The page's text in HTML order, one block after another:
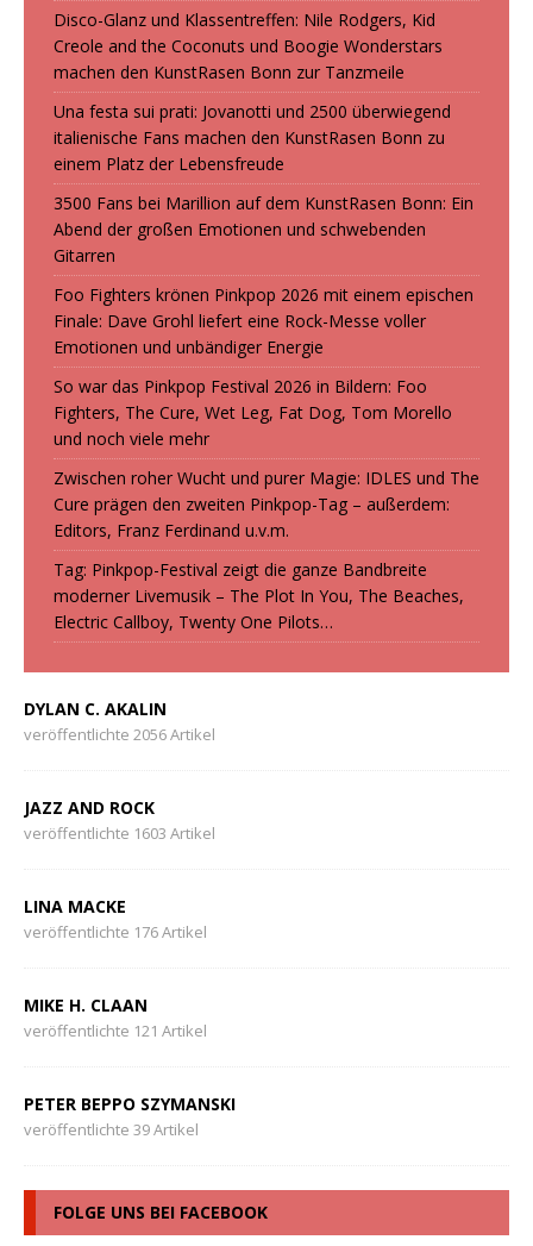
Disco-Glanz und Klassentreffen: Nile Rodgers, Kid
Creole and the Coconuts und Boogie Wonderstars
machen den KunstRasen Bonn zur Tanzmeile
Una festa sui prati: Jovanotti und 2500 überwiegend
italienische Fans machen den KunstRasen Bonn zu
einem Platz der Lebensfreude
3500 Fans bei Marillion auf dem KunstRasen Bonn: Ein
Abend der großen Emotionen und schwebenden
Gitarren
Foo Fighters krönen Pinkpop 2026 mit einem epischen
Finale: Dave Grohl liefert eine Rock-Messe voller
Emotionen und unbändiger Energie
So war das Pinkpop Festival 2026 in Bildern: Foo
Fighters, The Cure, Wet Leg, Fat Dog, Tom Morello
und noch viele mehr
Zwischen roher Wucht und purer Magie: IDLES und The
Cure prägen den zweiten Pinkpop-Tag – außerdem:
Editors, Franz Ferdinand u.v.m.
Tag: Pinkpop-Festival zeigt die ganze Bandbreite
moderner Livemusik – The Plot In You, The Beaches,
Electric Callboy, Twenty One Pilots…
DYLAN C. AKALIN
veröffentlichte 2056 Artikel
JAZZ AND ROCK
veröffentlichte 1603 Artikel
LINA MACKE
veröffentlichte 176 Artikel
MIKE H. CLAAN
veröffentlichte 121 Artikel
PETER BEPPO SZYMANSKI
veröffentlichte 39 Artikel
FOLGE UNS BEI FACEBOOK